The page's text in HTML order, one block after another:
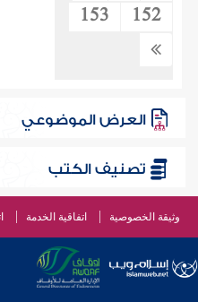
152
153
العرض الموضوعي
تصنيف الكتب
وثيقة الخصوصية اتفاقية الخدمة